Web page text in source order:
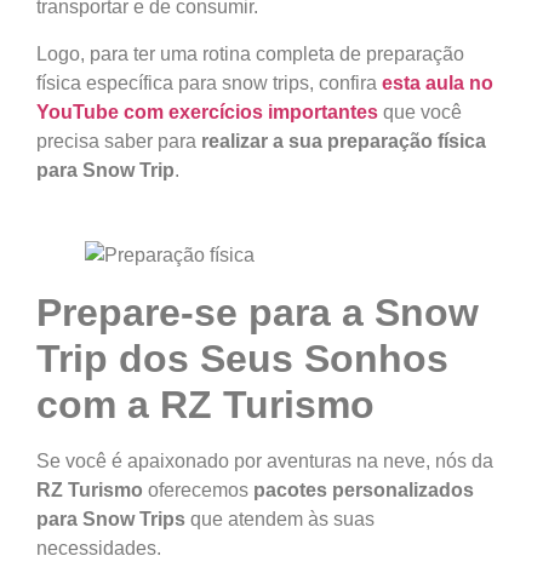
transportar e de consumir.
Logo, para ter uma rotina completa de preparação
física específica para snow trips, confira esta aula no
YouTube com exercícios importantes que você
precisa saber para realizar a sua preparação física
para Snow Trip.
Prepare-se para a Snow
Trip dos Seus Sonhos
com a RZ Turismo
Se você é apaixonado por aventuras na neve, nós da
RZ Turismo oferecemos pacotes personalizados
para Snow Trips que atendem às suas
necessidades.